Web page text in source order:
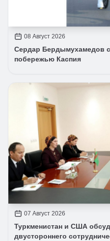
08 Август 2026
Сердар Бердымухамедов
побережью Каспия
07 Август 2026
Туркменистан и США
двустороннего